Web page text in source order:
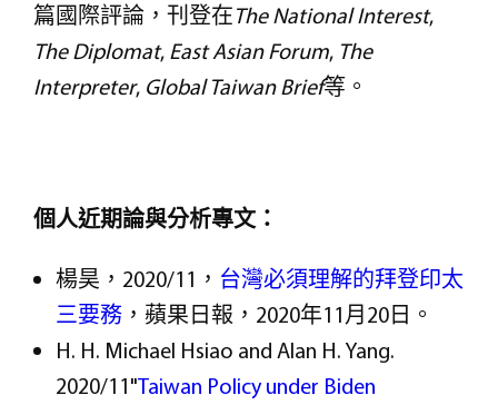
篇國際評論，刊登在The National Interest,
The Diplomat, East Asian Forum, The
Interpreter, Global Taiwan Brief等。
個人近期論與分析專文：
楊昊，2020/11， 台灣必須理解的拜登印太
三要務 ，蘋果日報，2020年11月20日。
H. H. Michael Hsiao and Alan H. Yang.
2020/11"Taiwan Policy under Biden